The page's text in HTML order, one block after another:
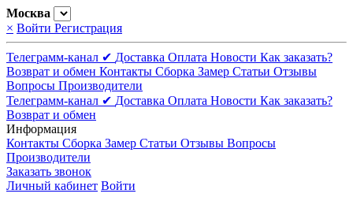
Москва
× Войти Регистрация
Телеграмм-канал ✔ Доставка Оплата Новости Как заказать?
Возврат и обмен Контакты Сборка Замер Статьи Отзывы
Вопросы Производители
Телеграмм-канал ✔ Доставка Оплата Новости Как заказать?
Возврат и обмен
Информация
Контакты Сборка Замер Статьи Отзывы Вопросы
Производители
Заказать звонок
Личный кабинет Войти